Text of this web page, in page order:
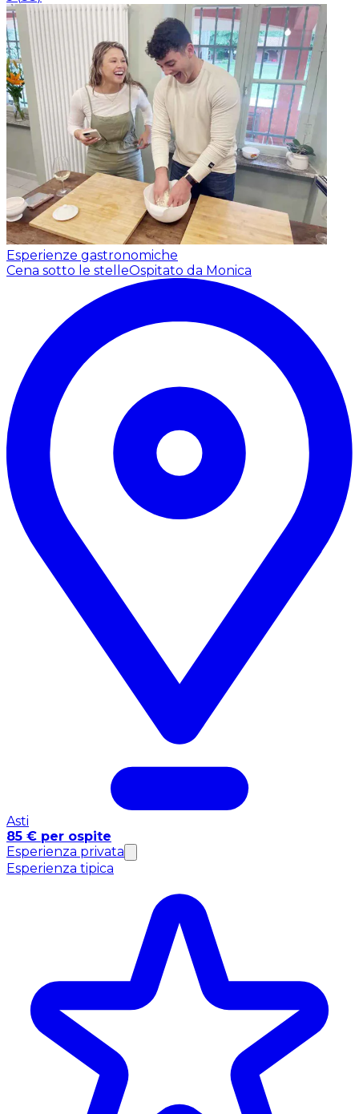
Esperienze gastronomiche
Cena sotto le stelleOspitato da Monica
Asti
85 € per ospite
Esperienza privata
Esperienza tipica